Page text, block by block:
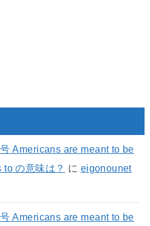
Americans are meant to be
の意味は？ に eigonounet
Americans are meant to be